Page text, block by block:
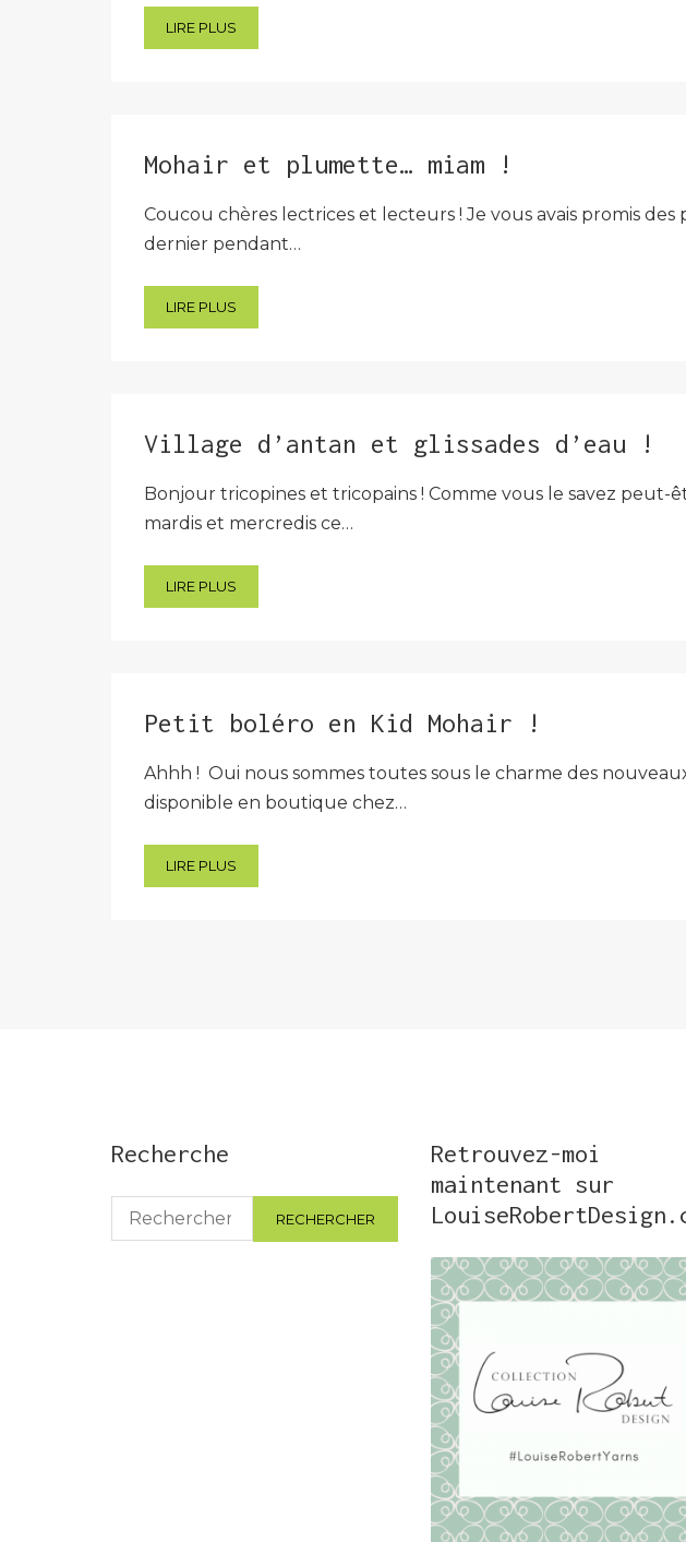
LIRE PLUS
Mohair et plumette… miam !
Coucou chères lectrices et lecteurs ! Je vous avais promis
dernier pendant…
LIRE PLUS
Village d’antan et glissades d’eau !
Bonjour tricopines et tricopains ! Comme vous le savez
mardis et mercredis ce…
LIRE PLUS
Petit boléro en Kid Mohair !
Ahhh ! Oui nous sommes toutes sous le charme des
disponible en boutique chez…
LIRE PLUS
Recherche
Rechercher :
Retrouvez-moi
maintenant sur